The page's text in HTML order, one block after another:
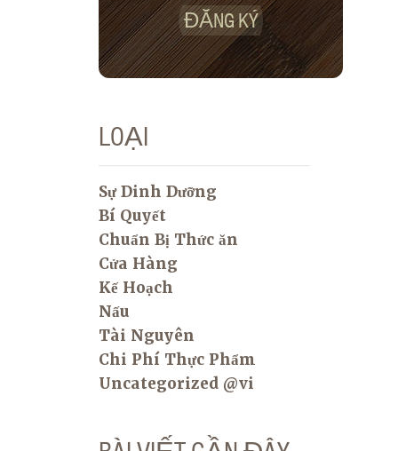
ĐĂNG KÝ
LOẠI
Sự Dinh Dưỡng
Bí Quyết
Chuẩn Bị Thức ăn
Cửa Hàng
Kế Hoạch
Nấu
Tài Nguyên
Chi Phí Thực Phẩm
Uncategorized @vi